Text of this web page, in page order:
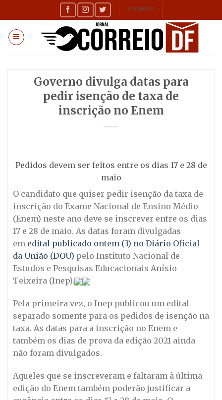
to
content
SEMANÁRIO
Governo divulga datas para
pedir isenção de taxa de
inscrição no Enem
Pedidos devem ser feitos entre os dias 17 e 28 de
maio
O candidato que quiser pedir isenção da taxa de
inscrição do Exame Nacional de Ensino Médio
(Enem) neste ano deve se inscrever entre os dias
17 e 28 de maio. As datas foram divulgadas
em edital publicado ontem (3) no Diário Oficial
da União (DOU) pelo Instituto Nacional de
Estudos e Pesquisas Educacionais Anísio
Teixeira (Inep).
Pela primeira vez, o Inep publicou um edital
separado somente para os pedidos de isenção na
taxa. As datas para a inscrição no Enem e
também os dias de prova da edição 2021 ainda
não foram divulgados.
Aqueles que se inscreveram e faltaram à última
edição do Enem também poderão justificar a